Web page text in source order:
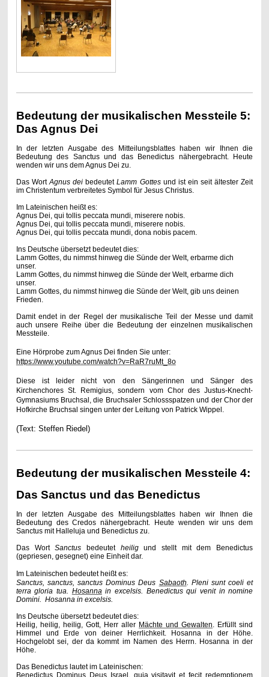
Bedeutung der musikalischen Messteile 5:
Das Agnus Dei
In der letzten Ausgabe des Mitteilungsblattes haben wir Ihnen die
Bedeutung des Sanctus und das Benedictus nähergebracht. Heute
wenden wir uns dem Agnus Dei zu.
Das WortAgnus dei bedeutetLamm Gottesund ist ein seit ältester Zeit
im Christentum verbreitetes Symbol für Jesus Christus.
Im Lateinischen heißt es:
Agnus Dei, qui tollis peccata mundi, miserere nobis.
Agnus Dei, qui tollis peccata mundi, miserere nobis.
Agnus Dei, qui tollis peccata mundi, dona nobis pacem.
Ins Deutsche übersetzt bedeutet dies:
Lamm Gottes, du nimmst hinweg die Sünde der Welt, erbarme dich
unser.
Lamm Gottes, du nimmst hinweg die Sünde der Welt, erbarme dich
unser.
Lamm Gottes, du nimmst hinweg die Sünde der Welt, gib uns deinen
Frieden.
Damit endet in der Regel der musikalische Teil der Messe und damit
auch unsere Reihe über die Bedeutung der einzelnen musikalischen
Messteile.
Eine Hörprobe zum Agnus Dei finden Sie unter:
https://www.youtube.com/watch?v=RaR7ruMt_8o
Diese ist leider nicht von den Sängerinnen und Sänger des
Kirchenchores St. Remigius, sondern vom Chor des Justus-Knecht-
Gymnasiums Bruchsal, die Bruchsaler Schlossspatzen und der Chor der
Hofkirche Bruchsal singen unter der Leitung von Patrick Wippel.
(Text: Steffen Riedel)
Bedeutung der musikalischen Messteile 4:
Das Sanctus und das Benedictus
In der letzten Ausgabe des Mitteilungsblattes haben wir Ihnen die
Bedeutung des Credos nähergebracht. Heute wenden wir uns dem
Sanctus mit Halleluja und Benedictus zu.
Das WortSanctus bedeutet heiligund stellt mit dem Benedictus
(gepriesen, gesegnet) eine Einheit dar.
Im Lateinischen bedeutet heißt es:
Sanctus, sanctus, sanctus Dominus Deus Sabaoth. Pleni sunt coeli et
terra gloria tua. Hosanna in excelsis. Benedictus qui venit in nomine
Domini. Hosanna in excelsis.
Ins Deutsche übersetzt bedeutet dies:
Heilig, heilig, heilig, Gott, Herr aller Mächte und Gewalten. Erfüllt sind
Himmel und Erde von deiner Herrlichkeit. Hosanna in der Höhe.
Hochgelobt sei, der da kommt im Namen des Herrn. Hosanna in der
Höhe.
Das Benedictus lautet im Lateinischen: